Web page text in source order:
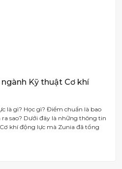
Kỹ thuật Cơ khí
là gì? Học gì? Điểm chuẩn là bao
sao? Dưới đây là những thông tin
khí động lực mà Zunia đã tổng